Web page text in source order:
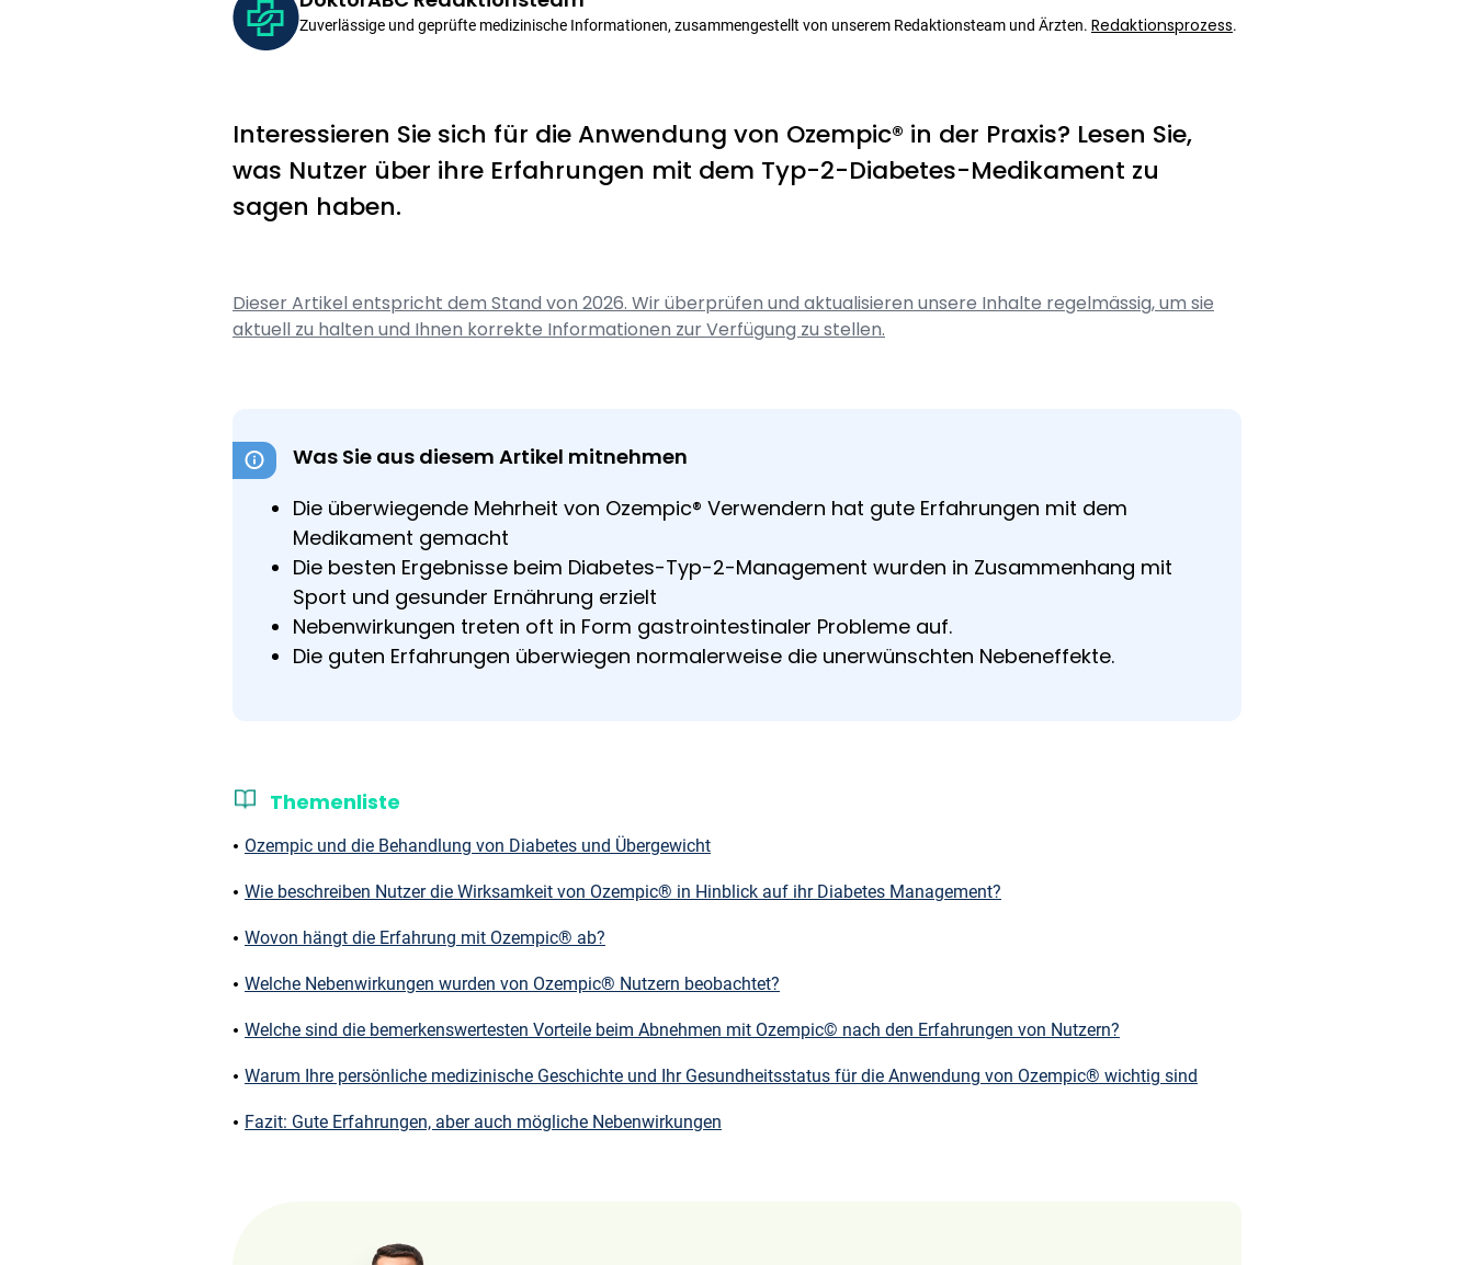
Zuverlässige und geprüfte medizinische Informationen, zusammengestellt von unserem Redaktionsteam und Ärzten. Redaktionsprozess.
Interessieren Sie sich für die Anwendung von Ozempic® in der Praxis? Lesen Sie,
was Nutzer über ihre Erfahrungen mit dem Typ-2-Diabetes-Medikament zu
sagen haben.
Dieser Artikel entspricht dem Stand von 2026. Wir überprüfen und aktualisieren unsere Inhalte regelmässig, um sie
aktuell zu halten und Ihnen korrekte Informationen zur Verfügung zu stellen.
Was Sie aus diesem Artikel mitnehmen
Die überwiegende Mehrheit von Ozempic® Verwendern hat gute Erfahrungen mit dem
Medikament gemacht
Die besten Ergebnisse beim Diabetes-Typ-2-Management wurden in Zusammenhang mit
Sport und gesunder Ernährung erzielt
Nebenwirkungen treten oft in Form gastrointestinaler Probleme auf.
Die guten Erfahrungen überwiegen normalerweise die unerwünschten Nebeneffekte.
Themenliste
Ozempic und die Behandlung von Diabetes und Übergewicht
Wie beschreiben Nutzer die Wirksamkeit von Ozempic® in Hinblick auf ihr Diabetes Management?
Wovon hängt die Erfahrung mit Ozempic® ab?
Welche Nebenwirkungen wurden von Ozempic® Nutzern beobachtet?
Welche sind die bemerkenswertesten Vorteile beim Abnehmen mit Ozempic© nach den Erfahrungen von Nutzern?
Warum Ihre persönliche medizinische Geschichte und Ihr Gesundheitsstatus für die Anwendung von Ozempic® wichtig sind
Fazit: Gute Erfahrungen, aber auch mögliche Nebenwirkungen